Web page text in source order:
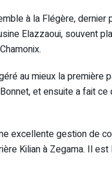
à la Flégère, dernier
Elazzaoui, souvent
au mieux la première
et ensuite a fait ce
excellente gestion de
Kilian à Zegama. Il